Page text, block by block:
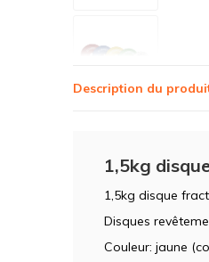
Description du
1,5kg
1,5kg disque
Disques
Couleur: jaune